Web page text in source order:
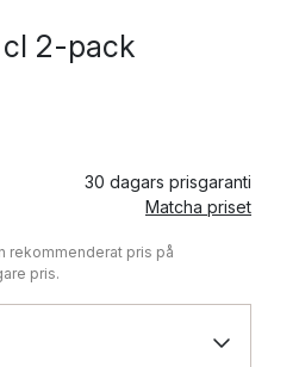
cl 2-pack
30 dagars prisgaranti
Matcha priset
rekommenderat pris på
pris.